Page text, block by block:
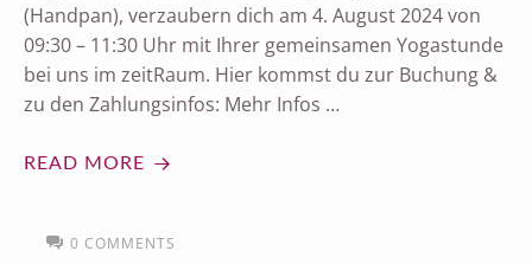
(Handpan), verzaubern dich am 4. August 2024 von
09:30 – 11:30 Uhr mit Ihrer gemeinsamen Yogastunde
bei uns im zeitRaum. Hier kommst du zur Buchung &
zu den Zahlungsinfos: Mehr Infos …
READ MORE
0 COMMENTS